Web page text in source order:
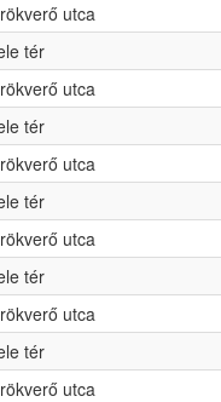
utca
tér
utca
tér
utca
tér
utca
tér
utca
tér
utca